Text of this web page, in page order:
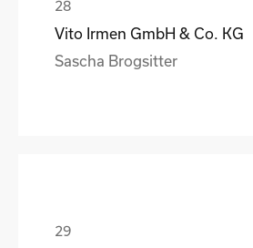
Vito Irmen GmbH & Co. KG
Sascha Brogsitter